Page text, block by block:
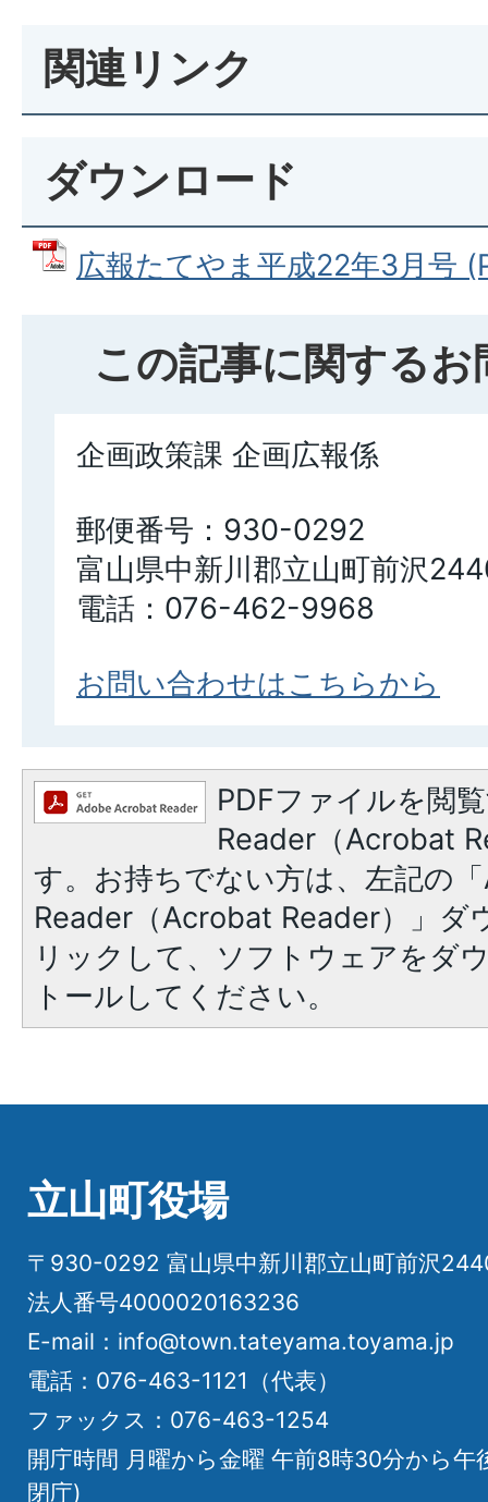
関連リンク
ダウンロード
広報たてやま平成22年3月号
この記事に関する
企画政策課 企画広報係
郵便番号：930-0292
富山県中新川郡立山町前沢
電話：076-462-9968
お問い合わせはこちらから
PDFファイルを閲
Reader（Acrobat
す。お持ちでない方は、左記の
Reader（Acrobat Reader）」ダ
リックして、ソフトウェアをダ
トールしてください。
立山町役場
〒930-0292 富山県中新川郡立山町前沢
法人番号4000020163236
E-mail：info@town.tateyama.toyama.jp
電話：076-463-1121（代表）
ファックス：076-463-1254
開庁時間 月曜から金曜 午前8時30分から午
閉庁)